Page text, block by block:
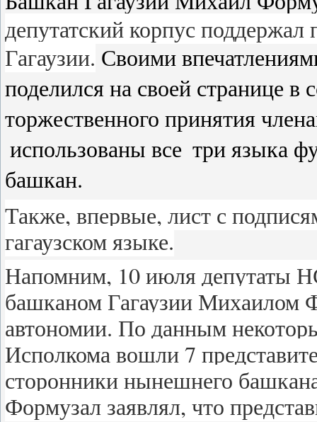
депутатский корпус
Гагаузии. Своими
поделился на своей странице
торжественного принятия
использованы все три языка
башкан.
Также, впервые, лист с
гагаузском языке.
Напомним, 10 июля депутаты
башканом Гагаузии Михаилом
автономии. По данным
Исполкома вошли 7
сторонники нынешнего
Формузал заявлял, что